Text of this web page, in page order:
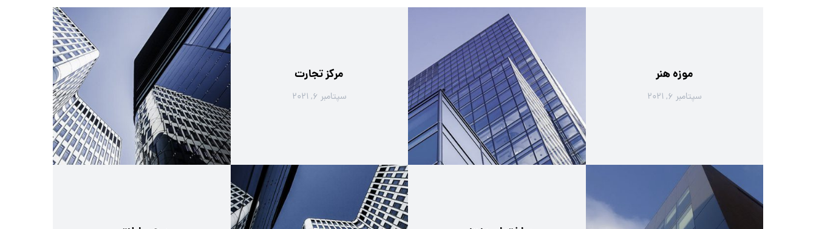
موزه هنر
سپتامبر ۶, ۲۰۲۱
مرکز تجارت
سپتامبر ۶, ۲۰۲۱